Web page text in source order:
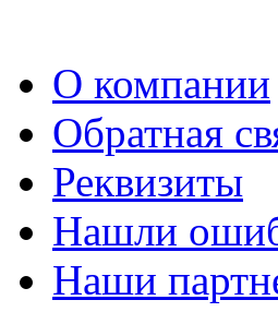
О компании
Обратная
Реквизиты
Нашли
Наши